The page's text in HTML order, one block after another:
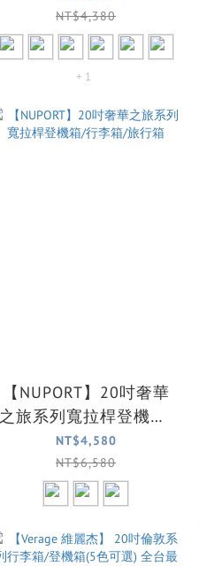
NT$4,380
+ 1
【NUPORT】20吋奢華
之旅系列寬拉桿登機箱/
行李箱/旅行箱
NT$4,580
NT$6,580